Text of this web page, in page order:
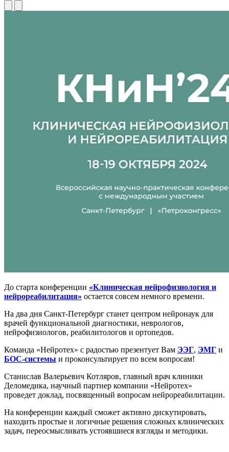
До старта конференции «Клиническая нейрофизиология и
нейрореабилитация» остается совсем немного времени.
На два дня Санкт-Петербург станет центром нейронаук для
врачей функциональной диагностики, неврологов,
нейрофизиологов, реабилитологов и ортопедов.
Команда «Нейротех» с радостью презентует Вам ЭЭГ, ЭМГ и
БОС-системы и проконсультирует по всем вопросам!
Станислав Валерьевич Котляров, главный врач клиники
Деломедика, научный партнер компании «Нейротех»
проведет доклад, посвященный вопросам нейрореабилитации.
На конференции каждый сможет активно дискутировать,
находить простые и логичные решения сложных клинических
задач, переосмысливать устоявшиеся взгляды и методики.